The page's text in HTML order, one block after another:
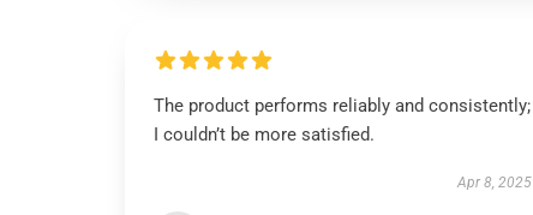
The product performs reliably and consistently;
I couldn’t be more satisfied.
Apr 8, 2025